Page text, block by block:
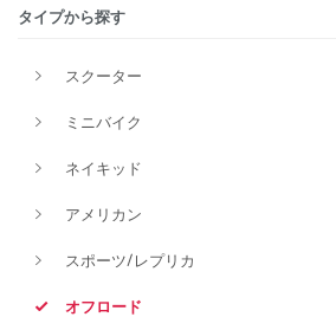
タイプから探す
スクーター
ミニバイク
ネイキッド
アメリカン
スポーツ/レプリカ
オフロード
価格